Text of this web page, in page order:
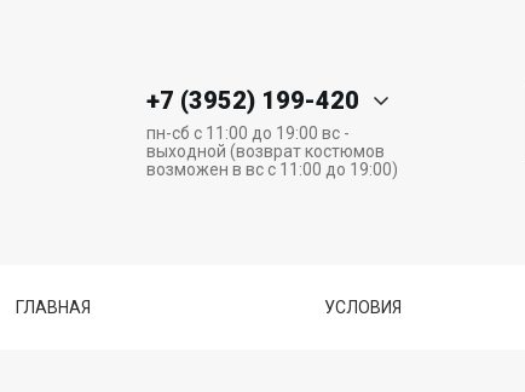
+7 (3952) 199-420
пн-сб с 11:00 до 19:00 вс -
выходной (возврат костюмов
возможен в вс с 11:00 до 19:00)
ГЛАВНАЯ УСЛОВИЯ